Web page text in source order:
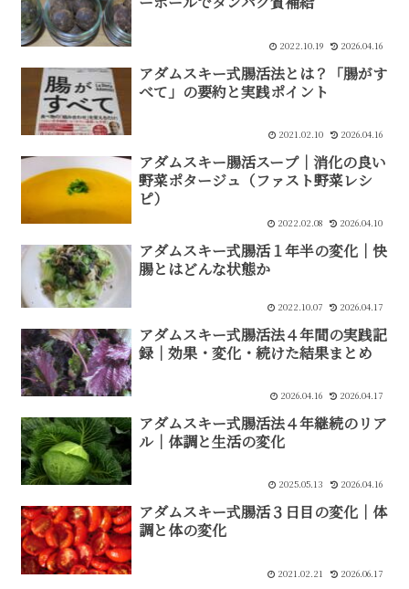
2022.10.19 2026.04.16
アダムスキー式腸活法とは？「腸がす
べて」の要約と実践ポイント
2021.02.10 2026.04.16
アダムスキー腸活スープ｜消化の良い
野菜ポタージュ（ファスト野菜レシ
ピ）
2022.02.08 2026.04.10
アダムスキー式腸活１年半の変化｜快
腸とはどんな状態か
2022.10.07 2026.04.17
アダムスキー式腸活法４年間の実践記
録｜効果・変化・続けた結果まとめ
2026.04.16 2026.04.17
アダムスキー式腸活法４年継続のリア
ル｜体調と生活の変化
2025.05.13 2026.04.16
アダムスキー式腸活３日目の変化｜体
調と体の変化
2021.02.21 2026.06.17